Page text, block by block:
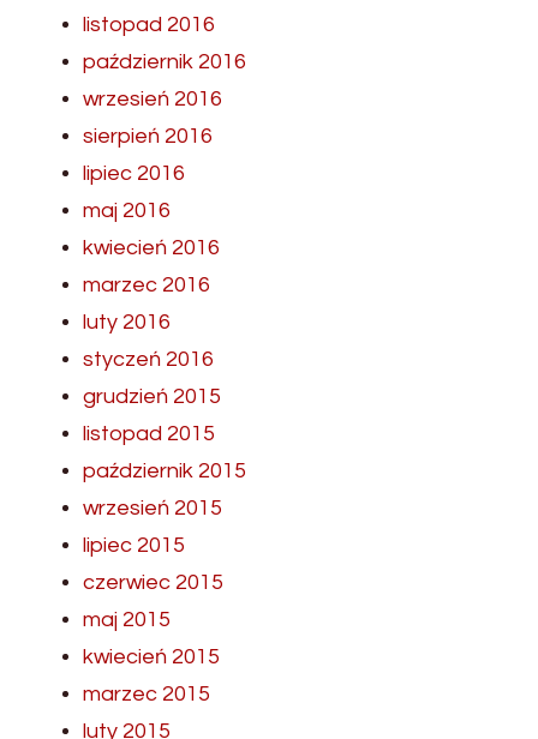
listopad 2016
październik 2016
wrzesień 2016
sierpień 2016
lipiec 2016
maj 2016
kwiecień 2016
marzec 2016
luty 2016
styczeń 2016
grudzień 2015
listopad 2015
październik 2015
wrzesień 2015
lipiec 2015
czerwiec 2015
maj 2015
kwiecień 2015
marzec 2015
luty 2015